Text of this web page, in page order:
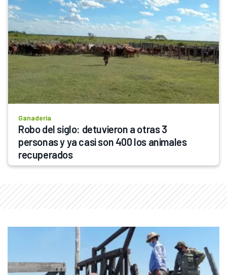
Ganadería
Robo del siglo: detuvieron a otras 3
personas y ya casi son 400 los animales
recuperados